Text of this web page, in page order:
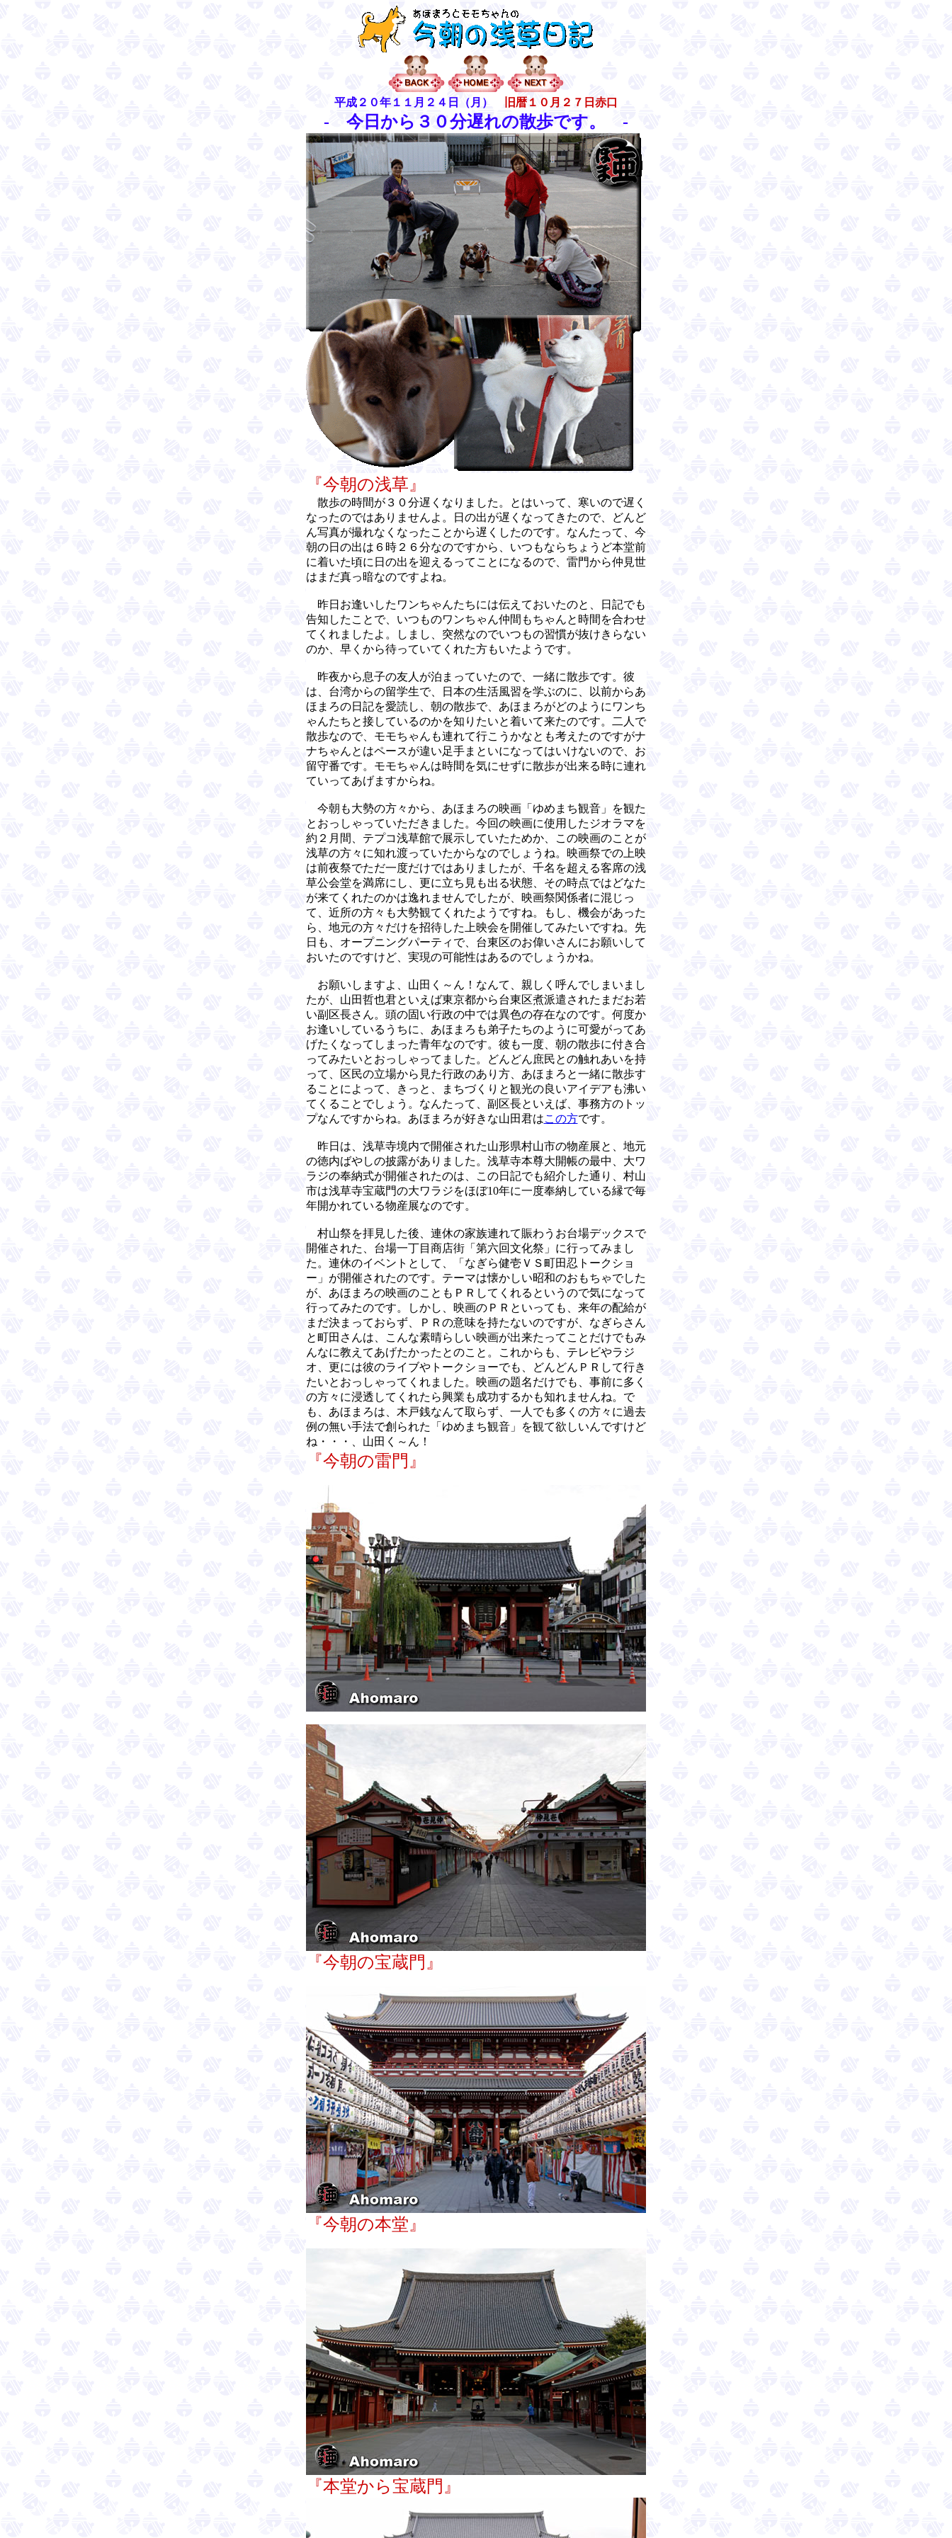
平成２０年１１月２４日（月） 旧暦１０月２７日赤口
- 今日から３０分遅れの散歩です。 -
『今朝の浅草』
散歩の時間が３０分遅くなりました。とはいって、寒いので遅く
なったのではありませんよ。日の出が遅くなってきたので、どんど
ん写真が撮れなくなったことから遅くしたのです。なんたって、今
朝の日の出は６時２６分なのですから、いつもならちょうど本堂前
に着いた頃に日の出を迎えるってことになるので、雷門から仲見世
はまだ真っ暗なのですよね。
昨日お逢いしたワンちゃんたちには伝えておいたのと、日記でも
告知したことで、いつものワンちゃん仲間もちゃんと時間を合わせ
てくれましたよ。しまし、突然なのでいつもの習慣が抜けきらない
のか、早くから待っていてくれた方もいたようです。
昨夜から息子の友人が泊まっていたので、一緒に散歩です。彼
は、台湾からの留学生で、日本の生活風習を学ぶのに、以前からあ
ほまろの日記を愛読し、朝の散歩で、あほまろがどのようにワンち
ゃんたちと接しているのかを知りたいと着いて来たのです。二人で
散歩なので、モモちゃんも連れて行こうかなとも考えたのですがナ
ナちゃんとはペースが違い足手まといになってはいけないので、お
留守番です。モモちゃんは時間を気にせずに散歩が出来る時に連れ
ていってあげますからね。
今朝も大勢の方々から、あほまろの映画「ゆめまち観音」を観た
とおっしゃっていただきました。今回の映画に使用したジオラマを
約２月間、テプコ浅草館で展示していたためか、この映画のことが
浅草の方々に知れ渡っていたからなのでしょうね。映画祭での上映
は前夜祭でただ一度だけではありましたが、千名を超える客席の浅
草公会堂を満席にし、更に立ち見も出る状態、その時点ではどなた
が来てくれたのかは逸れませんでしたが、映画祭関係者に混じっ
て、近所の方々も大勢観てくれたようですね。もし、機会があった
ら、地元の方々だけを招待した上映会を開催してみたいですね。先
日も、オープニングパーティで、台東区のお偉いさんにお願いして
おいたのですけど、実現の可能性はあるのでしょうかね。
お願いしますよ、山田く～ん！なんて、親しく呼んでしまいまし
たが、山田哲也君といえば東京都から台東区煮派遣されたまだお若
い副区長さん。頭の固い行政の中では異色の存在なのです。何度か
お逢いしているうちに、あほまろも弟子たちのように可愛がってあ
げたくなってしまった青年なのです。彼も一度、朝の散歩に付き合
ってみたいとおっしゃってました。どんどん庶民との触れあいを持
って、区民の立場から見た行政のあり方、あほまろと一緒に散歩す
ることによって、きっと、まちづくりと観光の良いアイデアも沸い
てくることでしょう。なんたって、副区長といえば、事務方のトッ
プなんですからね。あほまろが好きな山田君はこの方です。
昨日は、浅草寺境内で開催された山形県村山市の物産展と、地元
の徳内ばやしの披露がありました。浅草寺本尊大開帳の最中、大ワ
ラジの奉納式が開催されたのは、この日記でも紹介した通り、村山
市は浅草寺宝蔵門の大ワラジをほぼ10年に一度奉納している縁で毎
年開かれている物産展なのです。
村山祭を拝見した後、連休の家族連れて賑わうお台場デックスで
開催された、台場一丁目商店街「第六回文化祭」に行ってみまし
た。連休のイベントとして、「なぎら健壱ＶＳ町田忍トークショ
ー」が開催されたのです。テーマは懐かしい昭和のおもちゃでした
が、あほまろの映画のこともＰＲしてくれるというので気になって
行ってみたのです。しかし、映画のＰＲといっても、来年の配給が
まだ決まっておらず、ＰＲの意味を持たないのですが、なぎらさん
と町田さんは、こんな素晴らしい映画が出来たってことだけでもみ
んなに教えてあげたかったとのこと。これからも、テレビやラジ
オ、更には彼のライブやトークショーでも、どんどんＰＲして行き
たいとおっしゃってくれました。映画の題名だけでも、事前に多く
の方々に浸透してくれたら興業も成功するかも知れませんね。で
も、あほまろは、木戸銭なんて取らず、一人でも多くの方々に過去
例の無い手法で創られた「ゆめまち観音」を観て欲しいんですけど
ね・・・、山田く～ん！
『今朝の雷門』
『今朝の宝蔵門』
『今朝の本堂』
『本堂から宝蔵門』